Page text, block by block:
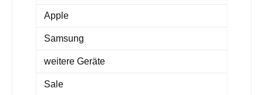
Apple
Samsung
weitere Geräte
Sale